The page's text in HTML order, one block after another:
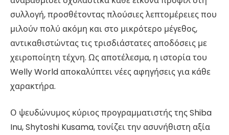
συλλογή, προσθέτοντας πλούσιες λεπτομέρειες που
μιλούν πολύ ακόμη και στο μικρότερο μέγεθος,
αντικαθιστώντας τις τρισδιάστατες αποδόσεις με
χειροποίητη τέχνη. Ως αποτέλεσμα, η ιστορία του
Welly World αποκαλύπτει νέες αφηγήσεις για κάθε
χαρακτήρα.
Ο ψευδώνυμος κύριος προγραμματιστής της Shiba
Inu, Shytoshi Kusama, τονίζει την ασυνήθιστη αξία